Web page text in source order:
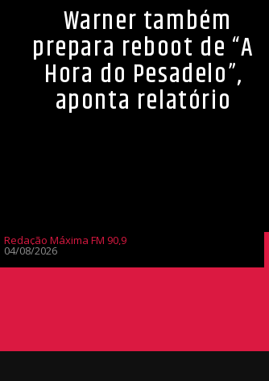
Warner também
prepara reboot de “A
Hora do Pesadelo”,
aponta relatório
Redação Máxima FM 90,9
04/08/2026